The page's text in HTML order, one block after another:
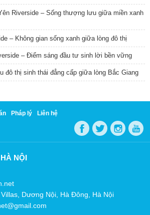
Riverside – Sống thượng lưu giữa miền xanh
– Không gian sống xanh giữa lòng đô thị
– Điểm sáng đầu tư sinh lời bền vững
đô thị sinh thái đẳng cấp giữa lòng Bắc Giang
Pháp lý Liên hệ
NỘI
Dương Nội, Hà Đông, Hà Nội